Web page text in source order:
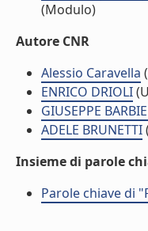
(Modulo)
Autore CNR
Alessio Caravella
ENRICO DRIOLI
GIUSEPPE
ADELE BRUNETTI
Insieme di parole
Parole chiave di